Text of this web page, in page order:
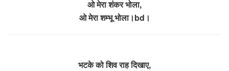
ओ मेरा शंकर भोला,
ओ मेरा शम्भू भोला।bd।
भटके को शिव राह दिखाए,